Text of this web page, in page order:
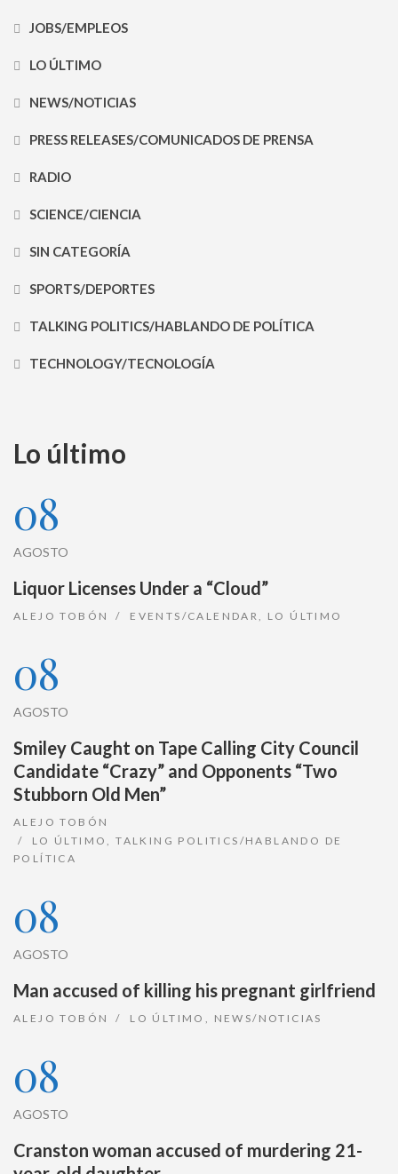
JOBS/EMPLEOS
LO ÚLTIMO
NEWS/NOTICIAS
PRESS RELEASES/COMUNICADOS DE PRENSA
RADIO
SCIENCE/CIENCIA
SIN CATEGORÍA
SPORTS/DEPORTES
TALKING POLITICS/HABLANDO DE POLÍTICA
TECHNOLOGY/TECNOLOGÍA
Lo último
08
AGOSTO
Liquor Licenses Under a “Cloud”
ALEJO TOBÓN EVENTS/CALENDAR, LO ÚLTIMO
08
AGOSTO
Smiley Caught on Tape Calling City Council
Candidate “Crazy” and Opponents “Two
Stubborn Old Men”
ALEJO TOBÓN
LO ÚLTIMO,TALKING POLITICS/HABLANDO DE
POLÍTICA
08
AGOSTO
Man accused of killing his pregnant girlfriend
ALEJO TOBÓN LO ÚLTIMO , NEWS/NOTICIAS
08
AGOSTO
Cranston woman accused of murdering 21-